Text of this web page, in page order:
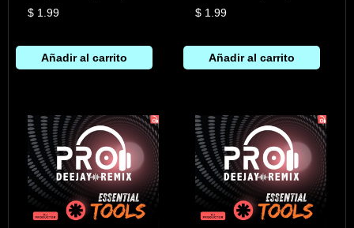
$1.99
Añadir al carrito
$ 1.99
Añadir al carrito